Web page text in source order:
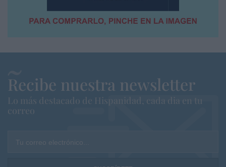
Recibe nuestra newsletter
Lo más destacado de Hispanidad, cada dia en tu
correo
Tu correo electrónico...